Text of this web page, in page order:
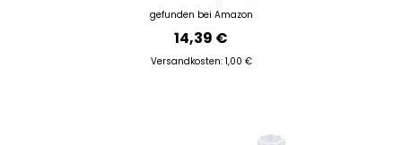
gefunden bei Amazon
14,39 €
Versandkosten: 1,00 €